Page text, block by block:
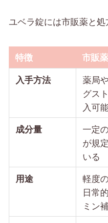
ユベラ錠には市販薬と処
特徴 市販薬
入手方法
薬局
グス
入可
成分量
一定
が規
いる
用途
軽度
日常
ミン